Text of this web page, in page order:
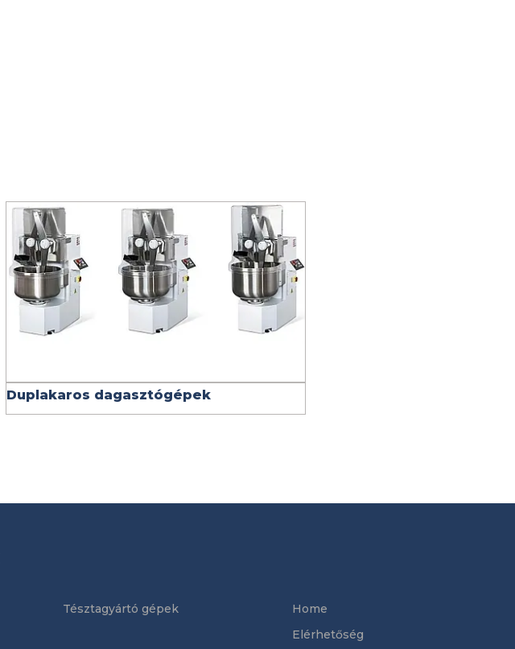
Duplakaros dagasztógépek
Tésztagyártó gépek
Home
Elérhetőség